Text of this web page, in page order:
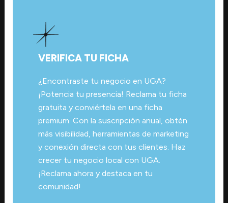
VERIFICA TU FICHA
¿Encontraste tu negocio en UGA?
¡Potencia tu presencia! Reclama tu ficha
gratuita y conviértela en una ficha
premium. Con la suscripción anual, obtén
más visibilidad, herramientas de marketing
y conexión directa con tus clientes. Haz
crecer tu negocio local con UGA.
¡Reclama ahora y destaca en tu
comunidad!